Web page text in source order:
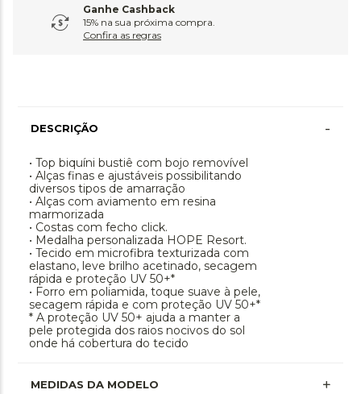
Ganhe Cashback
15% na sua próxima compra.
Confira as regras
DESCRIÇÃO -
• Top biquíni bustiê com bojo removível
• Alças finas e ajustáveis possibilitando
diversos tipos de amarração
• Alças com aviamento em resina
marmorizada
• Costas com fecho click.
• Medalha personalizada HOPE Resort.
• Tecido em microfibra texturizada com
elastano, leve brilho acetinado, secagem
rápida e proteção UV 50+*
• Forro em poliamida, toque suave à pele,
secagem rápida e com proteção UV 50+*
* A proteção UV 50+ ajuda a manter a
pele protegida dos raios nocivos do sol
onde há cobertura do tecido
MEDIDAS DA MODELO